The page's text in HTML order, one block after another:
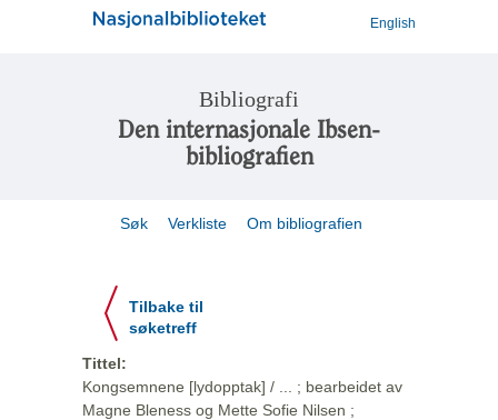
English
Bibliografi
Den internasjonale Ibsen-
bibliografien
Søk Verkliste Om bibliografien
Tilbake til
søketreff
Tittel:
Kongsemnene [lydopptak] / ... ; bearbeidet av
Magne Bleness og Mette Sofie Nilsen ;